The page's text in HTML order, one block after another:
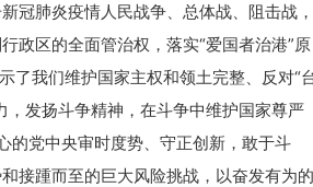
冠肺炎疫情人民战争、总体战、阻击战，
政区的全面管治权，落实“爱国者治港”原
了我们维护国家主权和领土完整、反对“
发扬斗争精神，在斗争中维护国家尊严
的党中央审时度势、守正创新，敢于斗
接踵而至的巨大风险挑战，以奋发有为的